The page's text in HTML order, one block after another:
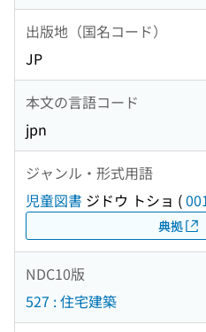
出版地（国名コード）
JP
本文の言語コード
jpn
ジャンル・形式用語
児童図書 ジドウ トショ (
典拠
NDC10版
527 : 住宅建築